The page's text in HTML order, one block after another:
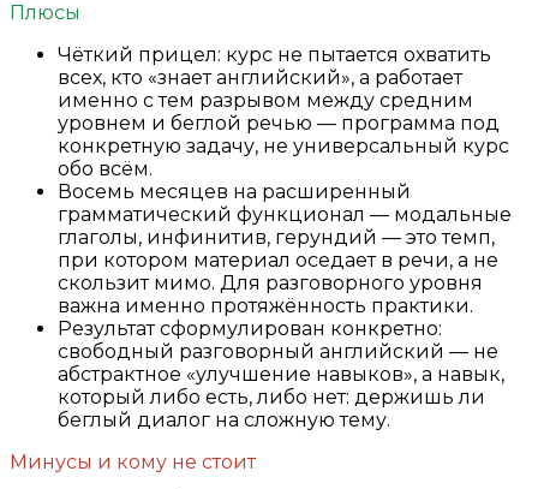
Плюсы
Чёткий прицел: курс не пытается охватить
всех, кто «знает английский», а работает
именно с тем разрывом между средним
уровнем и беглой речью — программа под
конкретную задачу, не универсальный курс
обо всём.
Восемь месяцев на расширенный
грамматический функционал — модальные
глаголы, инфинитив, герундий — это темп,
при котором материал оседает в речи, а не
скользит мимо. Для разговорного уровня
важна именно протяжённость практики.
Результат сформулирован конкретно:
свободный разговорный английский — не
абстрактное «улучшение навыков», а навык,
который либо есть, либо нет: держишь ли
беглый диалог на сложную тему.
Минусы и кому не стоит